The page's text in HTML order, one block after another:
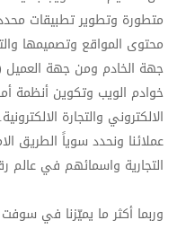
متطورة وتطوير تطبيقات
محتوى المواقع وتصميمها
خوادم الويب وتكوين أنظمة
الالكتروني والتجارة
عملائنا ونحدد سوياً الطريق
التجارية واسمائهم في عالم
وربما أكثر ما يميّزنا في